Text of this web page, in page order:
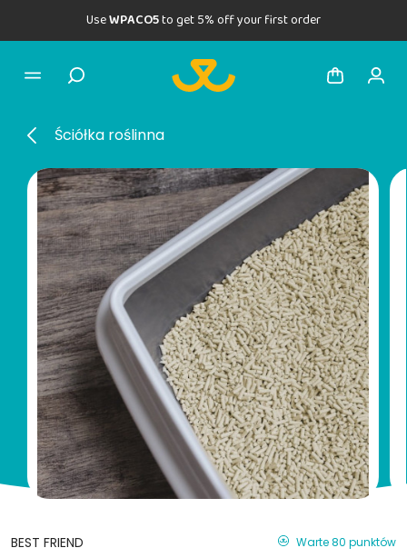
UseWPACO5to get 5% off your first order
Ściółka roślinna
BEST FRIEND Warte 80 punktów